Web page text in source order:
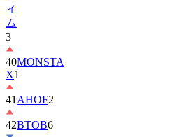
ィ
ム
3
40MONSTA
X1
41 AHOF2
42BTOB6